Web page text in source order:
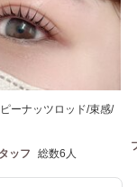
ーナッツロッド/束感/
ッフ 総数6人